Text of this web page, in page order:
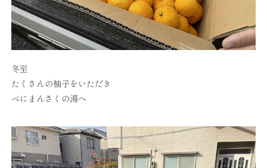
冬至
たくさんの柚子をいただき
べにまんさくの湯へ